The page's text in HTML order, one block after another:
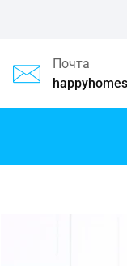
Почта